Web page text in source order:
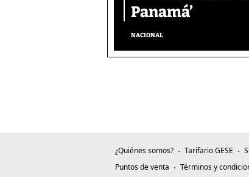
Panamá’
NACIONAL
¿Quiénes somos? Tarifario GESE
Puntos de venta
Términos y